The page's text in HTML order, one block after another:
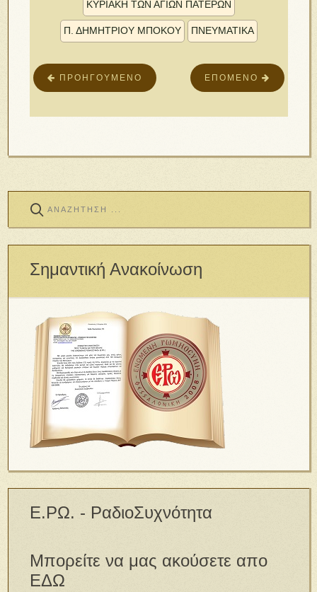
ΚΥΡΙΑΚΗ ΤΩΝ ΑΓΙΩΝ ΠΑΤΕΡΩΝ
Π. ΔΗΜΗΤΡΊΟΥ ΜΠΌΚΟΥ ΠΝΕΥΜΑΤΙΚΑ
ΕΠΌΜΕΝΟ
ΠΡΟΗΓΟΎΜΕΝΟ
Σημαντική Ανακοίνωση
Ε.ΡΩ. - ΡαδιοΣυχνότητα
Μπορείτε να μας ακούσετε απο
ΕΔΩ